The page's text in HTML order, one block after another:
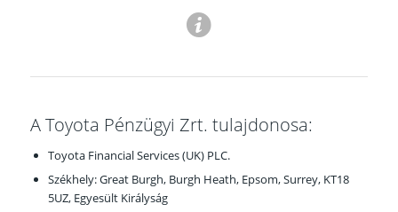
A Toyota Pénzügyi Zrt. tulajdonosa:
Toyota Financial Services (UK) PLC.
Székhely: Great Burgh, Burgh Heath, Epsom, Surrey, KT18
5UZ, Egyesült Királyság